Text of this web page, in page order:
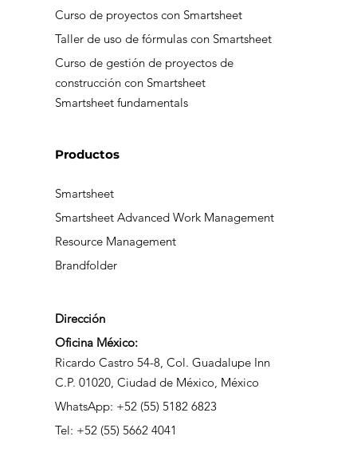
Dirección
Oficina México:
Ricardo Castro 54-8, Col. Guadalupe Inn
C.P. 01020, Ciudad de México, México
Tel: +52 (55) 5662 4041
WhatsApp: +52 (55) 5182 6823
Productos
Smartsheet
Resource Management
Brandfolder
Smartsheet Advanced Work Management
Curso de proyectos con Smartsheet
Taller de uso de fórmulas con Smartsheet
Curso de gestión de proyectos de
construcción con Smartsheet
Smartsheet fundamentals